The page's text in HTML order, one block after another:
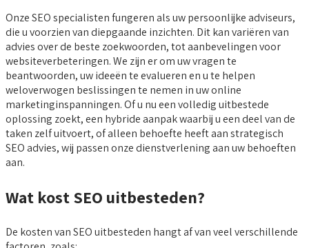
Onze SEO specialisten fungeren als uw persoonlijke adviseurs,
die u voorzien van diepgaande inzichten. Dit kan variëren van
advies over de beste zoekwoorden, tot aanbevelingen voor
websiteverbeteringen. We zijn er om uw vragen te
beantwoorden, uw ideeën te evalueren en u te helpen
weloverwogen beslissingen te nemen in uw online
marketinginspanningen. Of u nu een volledig uitbestede
oplossing zoekt, een hybride aanpak waarbij u een deel van de
taken zelf uitvoert, of alleen behoefte heeft aan strategisch
SEO advies, wij passen onze dienstverlening aan uw behoeften
aan.
Wat kost SEO uitbesteden?
De kosten van SEO uitbesteden hangt af van veel verschillende